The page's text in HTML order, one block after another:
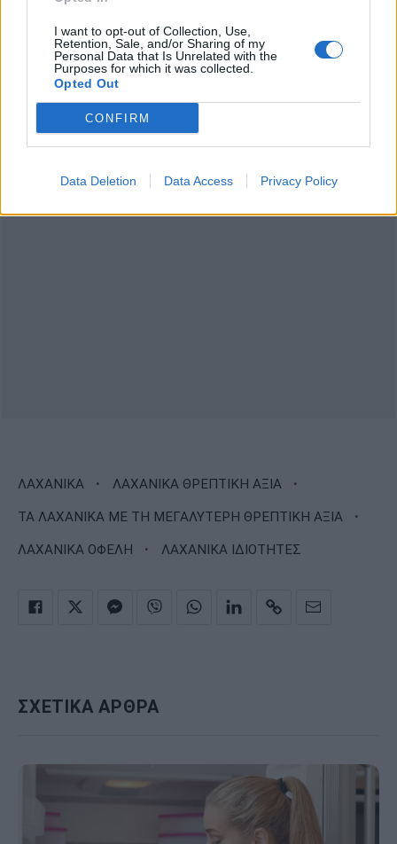
I want to opt-out of Collection, Use,
Retention, Sale, and/or Sharing of my
Personal Data that Is Unrelated with the
Purposes for which it was collected.
Opted Out
CONFIRM
Data Deletion Data Access Privacy Policy
ΛΑΧΑΝΙΚΑ · ΛΑΧΑΝΙΚΑ ΘΡΕΠΤΙΚΗ ΑΞΙΑ ·
ΤΑ ΛΑΧΑΝΙΚΑ ΜΕ ΤΗ ΜΕΓΑΛΥΤΕΡΗ ΘΡΕΠΤΙΚΗ ΑΞΙΑ ·
ΛΑΧΑΝΙΚΑ ΟΦΕΛΗ · ΛΑΧΑΝΙΚΑ ΙΔΙΟΤΗΤΕΣ
ΣΧΕΤΙΚΑ ΑΡΘΡΑ